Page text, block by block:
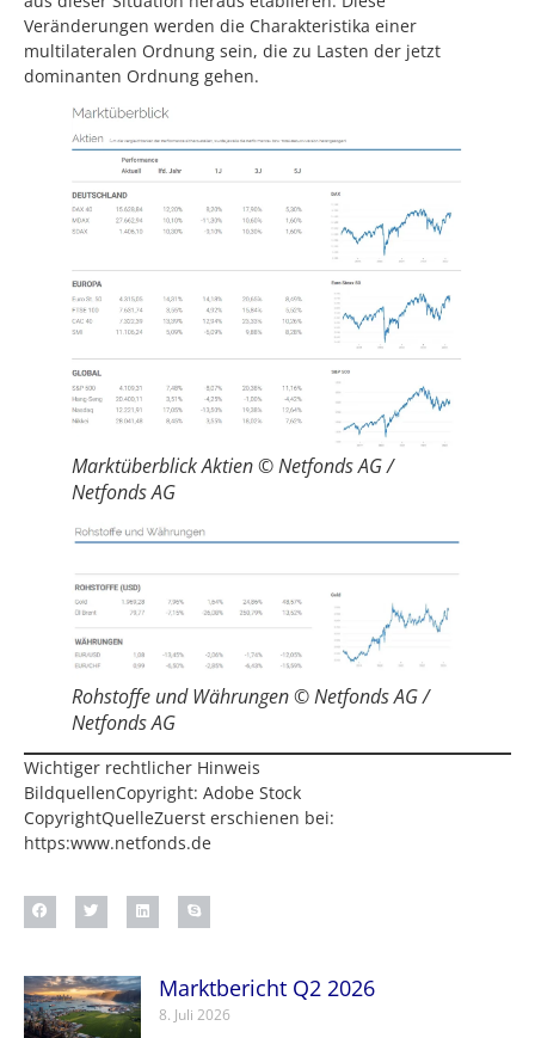
Veränderungen werden die Charakteristika einer
multilateralen Ordnung sein, die zu Lasten der jetzt
dominanten Ordnung gehen.
Marktüberblick Aktien © Netfonds AG /
Netfonds AG
Rohstoffe und Währungen © Netfonds AG /
Netfonds AG
Wichtiger rechtlicher Hinweis
BildquellenCopyright: Adobe Stock
CopyrightQuelleZuerst erschienen bei:
https:www.netfonds.de
Marktbericht Q2 2026
8. Juli 2026